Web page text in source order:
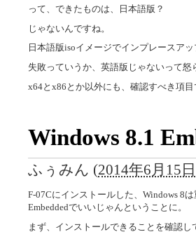
って、できたものは、日本語版？
じゃないんですね。
日本語版isoイメージでインプレースア
失敗っていうか、英語版じゃないって怒
x64とx86とか以外にも、確認すべき項目
Windows 8.1
ふぅみん (2014年6月15
F-07Cにインストールした、Windows 8
Embeddedでいいじゃんということに。
まず、インストールできることを確認